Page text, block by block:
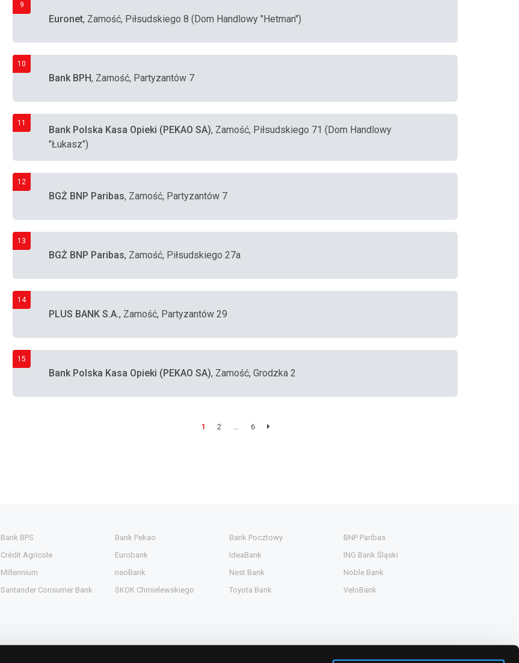
9
Euronet, Zamość, Piłsudskiego 8 (Dom Handlowy "Hetman")
10
Bank BPH, Zamość, Partyzantów 7
11
Bank Polska Kasa Opieki (PEKAO SA), Zamość, Piłsudskiego 71 (Dom Handlowy
"Łukasz")
12
BGŻ BNP Paribas, Zamość, Partyzantów 7
13
BGŻ BNP Paribas, Zamość, Piłsudskiego 27a
14
PLUS BANK S.A., Zamość, Partyzantów 29
15
Bank Polska Kasa Opieki (PEKAO SA), Zamość, Grodzka 2
1 2 ... 6
Bank BPS Bank Pekao Bank Pocztowy
BNP Paribas
Crédit Agricole Eurobank IdeaBank
ING Bank Śląski
Millennium neoBank Nest Bank
Noble Bank
Santander Consumer Bank SKOK Chmielewskiego Toyota Bank
VeloBank